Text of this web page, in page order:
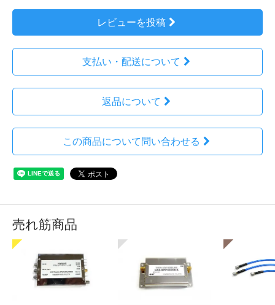
レビューを投稿
支払い・配送について
返品について
この商品について問い合わせる
売れ筋商品